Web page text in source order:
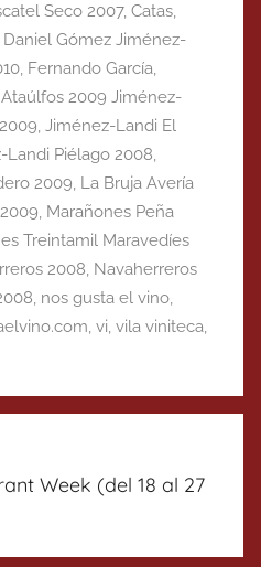
Seco 2007, Catas,
Daniel Gómez Jiménez-
, Fernando García,
2009 Jiménez-
, Jiménez-Landi El
Landi Piélago 2008,
2009, La Bruja Avería
, Marañones Peña
Treintamil Maravedíes
2008, Navaherreros
, nos gusta el vino,
, vi, vila viniteca,
Week (del 18 al 27